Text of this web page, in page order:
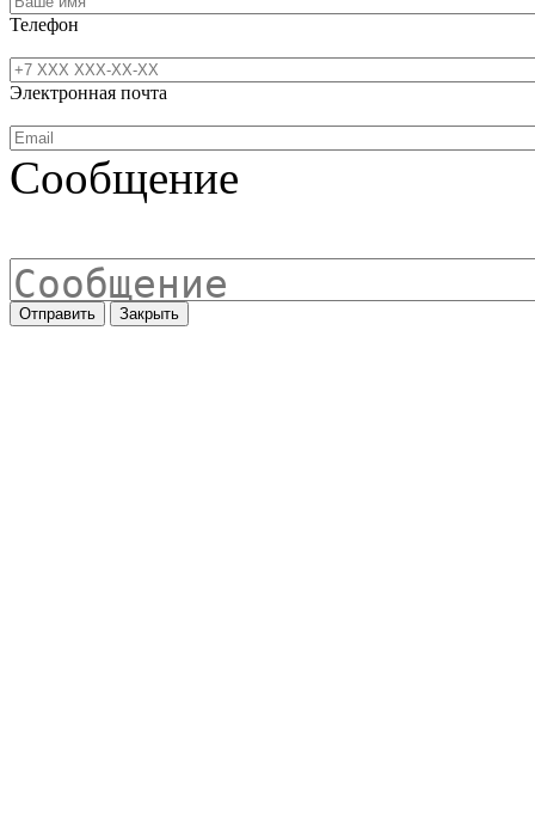
Телефон
Электронная почта
Сообщение
Отправить Закрыть